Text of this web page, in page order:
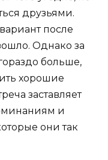
друзьями.
после
Однако за
больше,
хорошие
заставляет
и
они так